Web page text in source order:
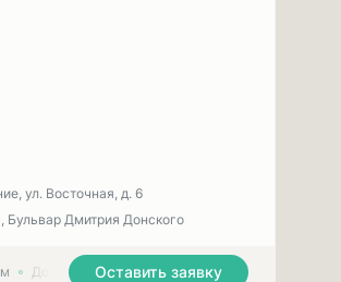
ул. Восточная, д. 6
Бульвар Дмитрия Донского
Дома престарелых для больных с Паркинсоном
Оставить заявку